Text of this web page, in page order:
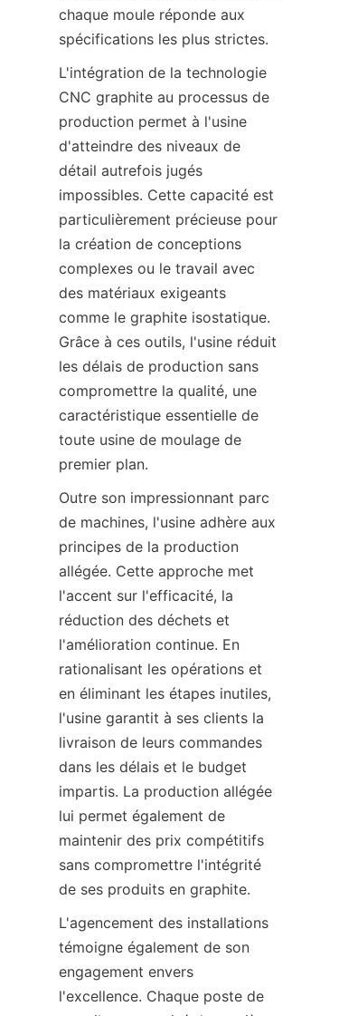
chaque moule réponde aux
spécifications les plus strictes.
L'intégration de la technologie
CNC graphite au processus de
production permet à l'usine
d'atteindre des niveaux de
détail autrefois jugés
impossibles. Cette capacité est
particulièrement précieuse pour
la création de conceptions
complexes ou le travail avec
des matériaux exigeants
comme le graphite isostatique.
Grâce à ces outils, l'usine réduit
les délais de production sans
compromettre la qualité, une
caractéristique essentielle de
toute usine de moulage de
premier plan.
Outre son impressionnant parc
de machines, l'usine adhère aux
principes de la production
allégée. Cette approche met
l'accent sur l'efficacité, la
réduction des déchets et
l'amélioration continue. En
rationalisant les opérations et
en éliminant les étapes inutiles,
l'usine garantit à ses clients la
livraison de leurs commandes
dans les délais et le budget
impartis. La production allégée
lui permet également de
maintenir des prix compétitifs
sans compromettre l'intégrité
de ses produits en graphite.
L'agencement des installations
témoigne également de son
engagement envers
l'excellence. Chaque poste de